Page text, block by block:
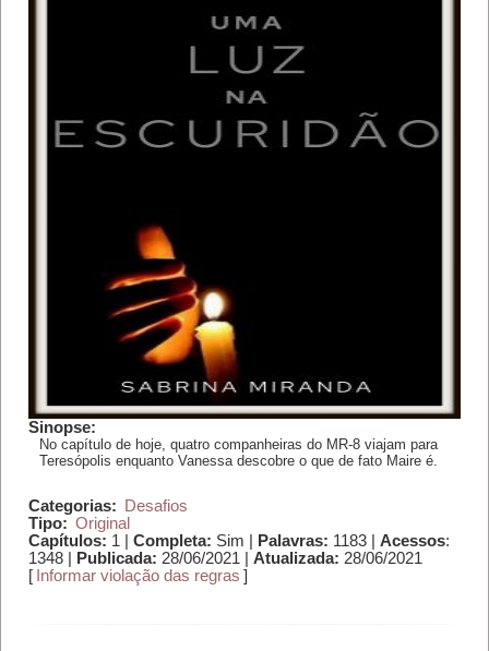
Sinopse:
No capítulo de hoje, quatro companheiras do MR-8 viajam para
Teresópolis enquanto Vanessa descobre o que de fato Maire é.
Categorias:
Desafios
Tipo: Original
Capítulos: 1 | Completa: Sim | Palavras: 1183 | Acessos:
1348 |
Publicada: 28/06/2021 | Atualizada: 28/06/2021
[ Informar violação das regras ]